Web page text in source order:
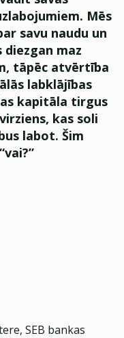
Mēs
savu naudu un
maz
tāpēc atvērtība
labklājības
kapitāla tirgus
kas soli
labot. Šim
SEB bankas